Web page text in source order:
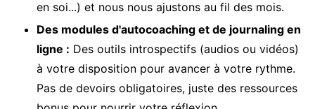
en soi...) et nous nous ajustons au fil des mois.
Des modules d'autocoaching et de journaling en
ligne : Des outils introspectifs (audios ou vidéos)
à votre disposition pour avancer à votre rythme.
Pas de devoirs obligatoires, juste des ressources